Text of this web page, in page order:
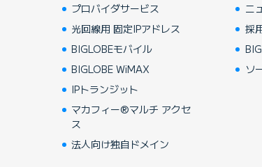
プロバイダサービス
光回線用 固定IPアドレス
BIGLOBEモバイル
BIGLOBE WiMAX
IPトランジット
マカフィー®マルチ アクセ
ス
法人向け独自ドメイン
ニ
採
ソ